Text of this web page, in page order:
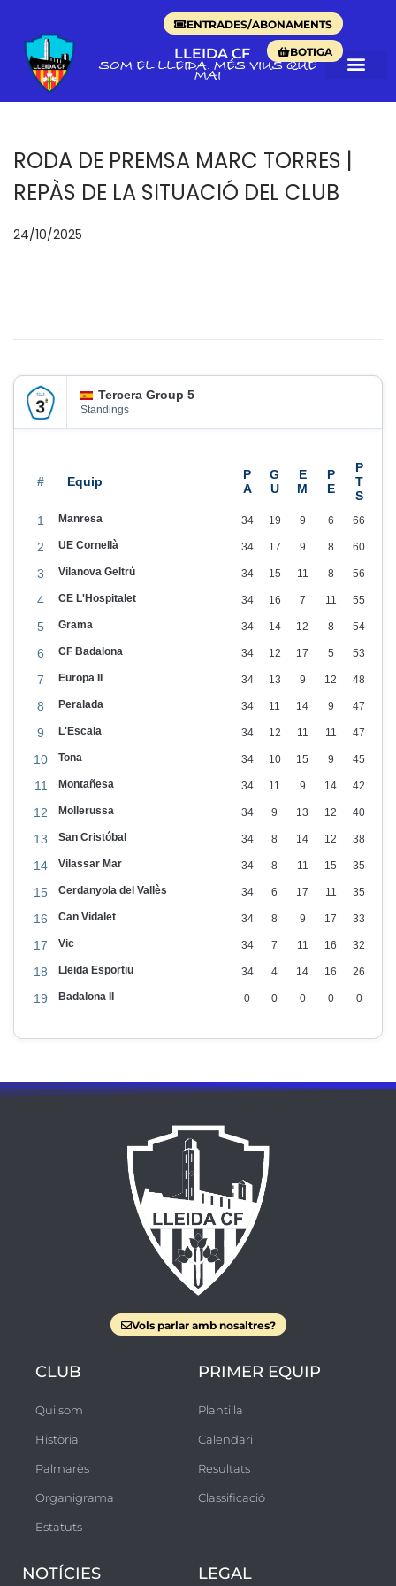
ENTRADES/ABONAMENTS
BOTIGA
LLEIDA CF
SOM EL LLEIDA. MÉS VIUS QUE
MAI
RODA DE PREMSA MARC TORRES |
REPÀS DE LA SITUACIÓ DEL CLUB
p
n
24/10/2025
0
2
Tercera Group 5
Standings
#
1 Manresa 34 19 9 6 66
2 UE Cornellà 34 17 9 8 60
3 Vilanova Geltrú 34 15 11 8 56
4 CE L'Hospitalet 34 16 7 11 55
5 Grama 34 14 12 8 54
6 CF Badalona 34 12 17 5 53
7 Europa II 34 13 9 12 48
8 Peralada 34 11 14 9 47
9 L'Escala 34 12 11 11 47
10 Tona 34 10 15 9 45
11 Montañesa 34 11 9 14 42
12 Mollerussa 34 9 13 12 40
13 San Cristóbal 34 8 14 12 38
14 Vilassar Mar 34 8 11 15 35
15 Cerdanyola del Vallès 34 6 17 11 35
16 Can Vidalet 34 8 9 17 33
17 Vic 34 7 11 16 32
18 Lleida Esportiu 34 4 14 16 26
19 Badalona II 0 0 0 0 0
Vols parlar amb nosaltres?
CLUB
Qui som
Història
Palmarès
Organigrama
Estatuts
PRIMER EQUIP
Plantilla
Calendari
Resultats
Classificació
NOTÍCIES LEGAL